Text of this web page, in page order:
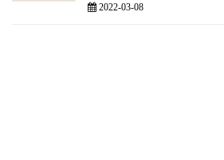
2022-03-08